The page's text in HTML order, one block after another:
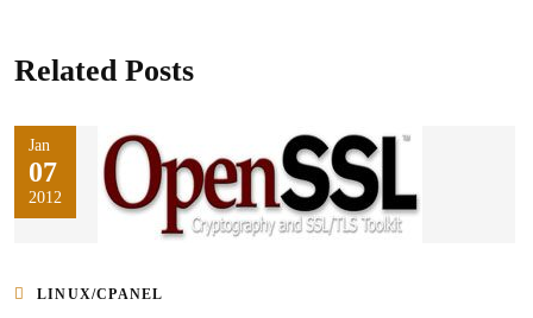
Related Posts
Jan
07
2012
LINUX/CPANEL